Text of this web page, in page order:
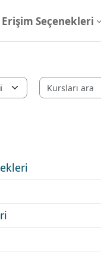
Erişim Seçenekleri